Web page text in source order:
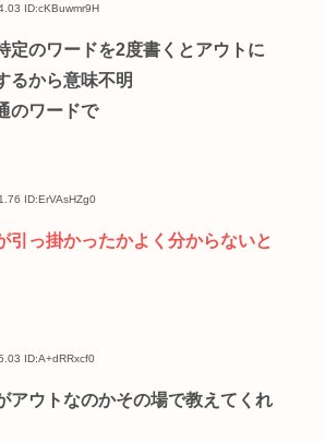
ID:cKBuwmr9H
定のワードを2度書くとアウトに
るから意味不明
のワードで
ID:ErVAsHZg0
引っ掛かったかよく分からないと
ID:A+dRRxcf0
アウトなのかその場で教えてくれ